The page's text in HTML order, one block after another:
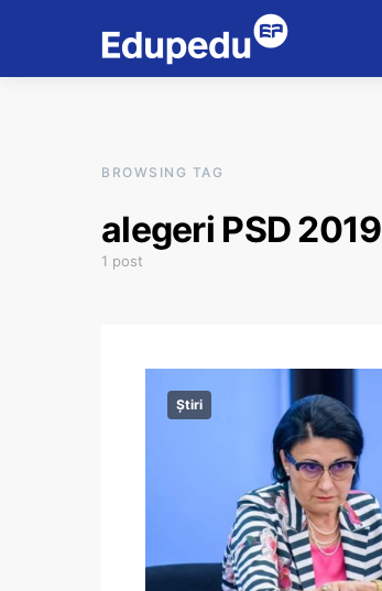
BROWSING TAG
alegeri PSD 2019
1 post
Știri